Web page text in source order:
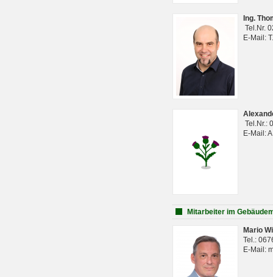
Ing.
Tel.Nr.
E-Mail:
Tel.Nr.:
E-Mail:
Mitarbeiter im
Mario
Tel.:
E-Mail: